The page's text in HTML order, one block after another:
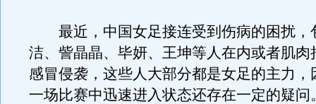
最近，中国女足接连受到伤病的困扰，
洁、訾晶晶、毕妍、王坤等人在内或者肌肉
感冒侵袭，这些人大部分都是女足的主力，
一场比赛中迅速进入状态还存在一定的疑问